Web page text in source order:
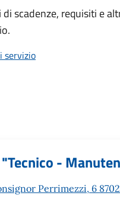
scadenze, requisiti e
servizio
-
Perrimezzi, 6